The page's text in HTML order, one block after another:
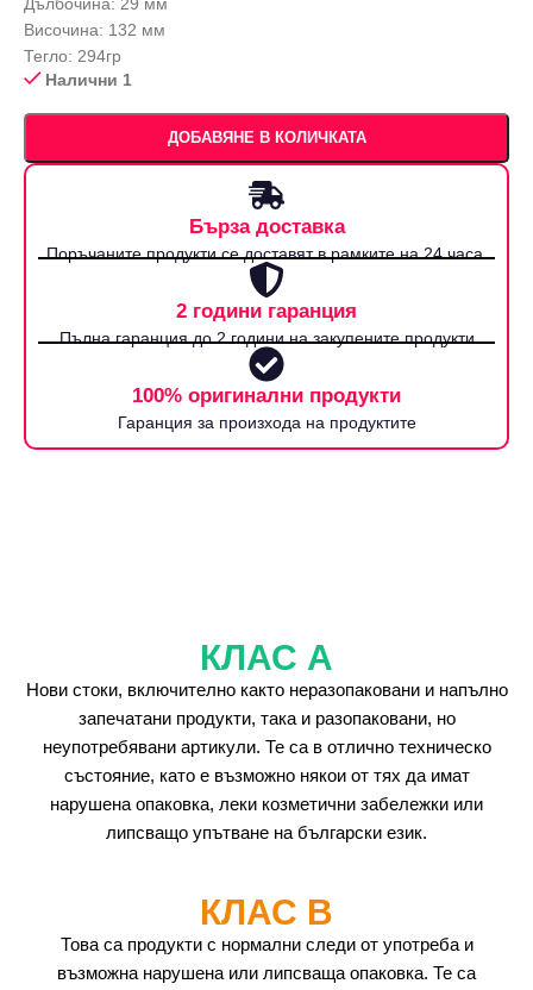
Височина: 132 мм
Тегло: 294гр
Налични 1
ДОБАВЯНЕ В КОЛИЧКАТА
Бърза доставка
Поръчаните продукти се доставят в рамките на 24 часа.
2 години гаранция
Пълна гаранция до 2 години на закупените продукти
100% оригинални продукти
Гаранция за произхода на продуктите
КЛАС А
Нови стоки, включително както неразопаковани и напълно
запечатани продукти, така и разопаковани, но
неупотребявани артикули. Те са в отлично техническо
състояние, като е възможно някои от тях да имат
нарушена опаковка, леки козметични забележки или
липсващо упътване на български език.
КЛАС B
Това са продукти с нормални следи от употреба и
възможна нарушена или липсваща опаковка. Те са